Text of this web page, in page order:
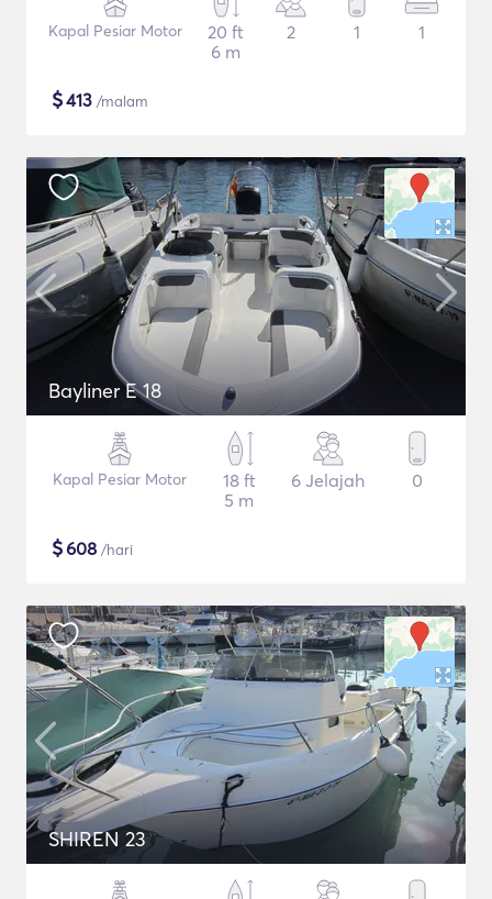
Kapal Pesiar Motor
20 ft
6 m
2 1 1
$413 /malam
Bayliner E 18
Kapal Pesiar Motor
18 ft
5 m
6 Jelajah 0
$608 /hari
SHIREN 23